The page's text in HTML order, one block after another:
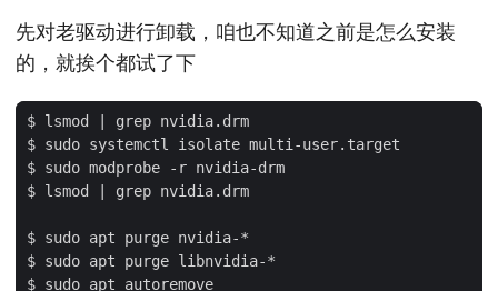
先对老驱动进行卸载，咱也不知道之前是怎么安装
的，就挨个都试了下
$ lsmod
$ lsmod